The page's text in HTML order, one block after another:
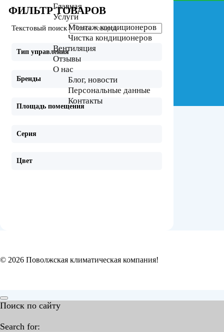
Главная
Услуги
Монтаж кондиционеров
Чистка кондиционеров
Вентиляция
Отзывы
О нас
Блог, новости
Персональные данные
Контакты
ФИЛЬТР ТОВАРОВ
Текстовый поиск
Тип управления
Бренды
Площадь помещения
Серия
Цвет
© 2026 Поволжская климатическая компания!
Поиск по сайту
Search for: